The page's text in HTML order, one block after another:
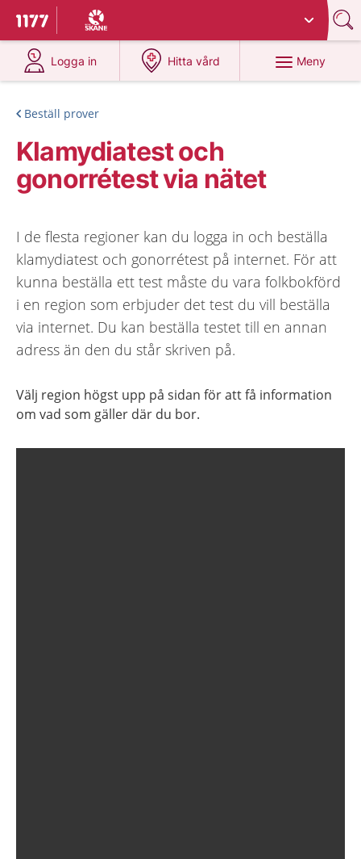
Till startsidan för 1177
Du har valt region
Logga in
på 1177.se
Hitta vård
på 1177.se
Meny
Beställ prover
Klamydiatest och
gonorrétest via nätet
I de flesta regioner kan du logga in och beställa
klamydiatest och gonorrétest på internet. För att
kunna beställa ett test måste du vara folkbokförd
i en region som erbjuder det test du vill beställa
via internet. Du kan beställa testet till en annan
adress än den du står skriven på.
Välj region högst upp på sidan för att få information
om vad som gäller där du bor.